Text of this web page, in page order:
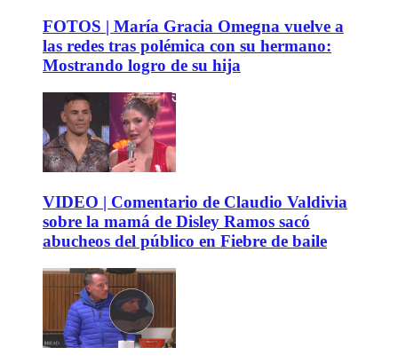
FOTOS | María Gracia Omegna vuelve a
las redes tras polémica con su hermano:
Mostrando logro de su hija
VIDEO | Comentario de Claudio Valdivia
sobre la mamá de Disley Ramos sacó
abucheos del público en Fiebre de baile